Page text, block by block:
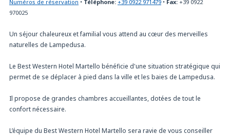
Numéros de réservation • Téléphone: +39 0922 971479 • Fax: +39 0922
970025
Un séjour chaleureux et familial vous attend au cœur des merveilles
naturelles de Lampedusa.
Le Best Western Hotel Martello bénéficie d'une situation stratégique qui
permet de se déplacer à pied dans la ville et les baies de Lampedusa.
Il propose de grandes chambres accueillantes, dotées de tout le
confort nécessaire.
L’équipe du Best Western Hotel Martello sera ravie de vous conseiller